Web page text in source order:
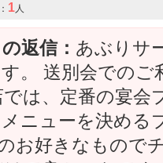
1人
返信： あぶりサ
。 送別会での
は、定番の宴会
ニューを決める
お好きなもので